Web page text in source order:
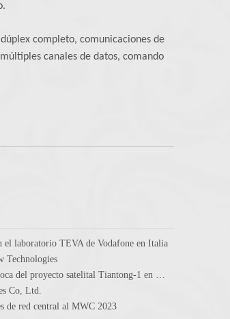
completo, comunicaciones de
canales de datos, comando
el laboratorio TEVA de Vodafone en Italia
Technologies
Felicitaciones cálidas por la finalización exitosa en una época del proyecto satelital Tiantong-1 en el sistema de red central cortó
Co, Ltd.
de red central al MWC 2023